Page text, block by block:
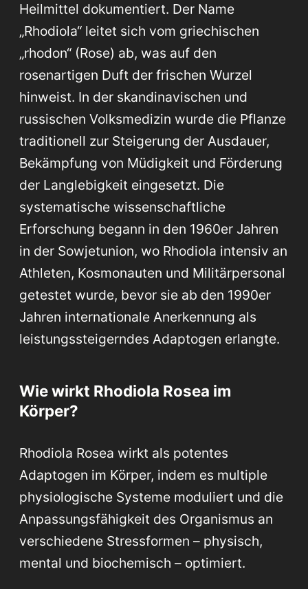
Heilmittel dokumentiert. Der Name
„Rhodiola“ leitet sich vom griechischen
„rhodon“ (Rose) ab, was auf den
rosenartigen Duft der frischen Wurzel
hinweist. In der skandinavischen und
russischen Volksmedizin wurde die Pflanze
traditionell zur Steigerung der Ausdauer,
Bekämpfung von Müdigkeit und Förderung
der Langlebigkeit eingesetzt. Die
systematische wissenschaftliche
Erforschung begann in den 1960er Jahren
in der Sowjetunion, wo Rhodiola intensiv an
Athleten, Kosmonauten und Militärpersonal
getestet wurde, bevor sie ab den 1990er
Jahren internationale Anerkennung als
leistungssteigerndes Adaptogen erlangte.
Wie wirkt Rhodiola Rosea im
Körper?
Rhodiola Rosea wirkt als potentes
Adaptogen im Körper, indem es multiple
physiologische Systeme moduliert und die
Anpassungsfähigkeit des Organismus an
verschiedene Stressformen – physisch,
mental und biochemisch – optimiert.